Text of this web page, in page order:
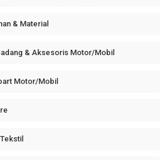
& Material
& Aksesoris Motor/Mobil
Motor/Mobil